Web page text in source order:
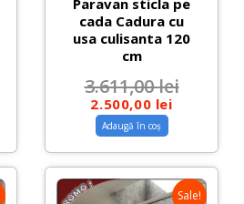
Paravan sticla pe
cada Cadura cu
usa culisanta 120
cm
3.611,00lei
2.500,00 lei
Adaugă în coș
Sale!